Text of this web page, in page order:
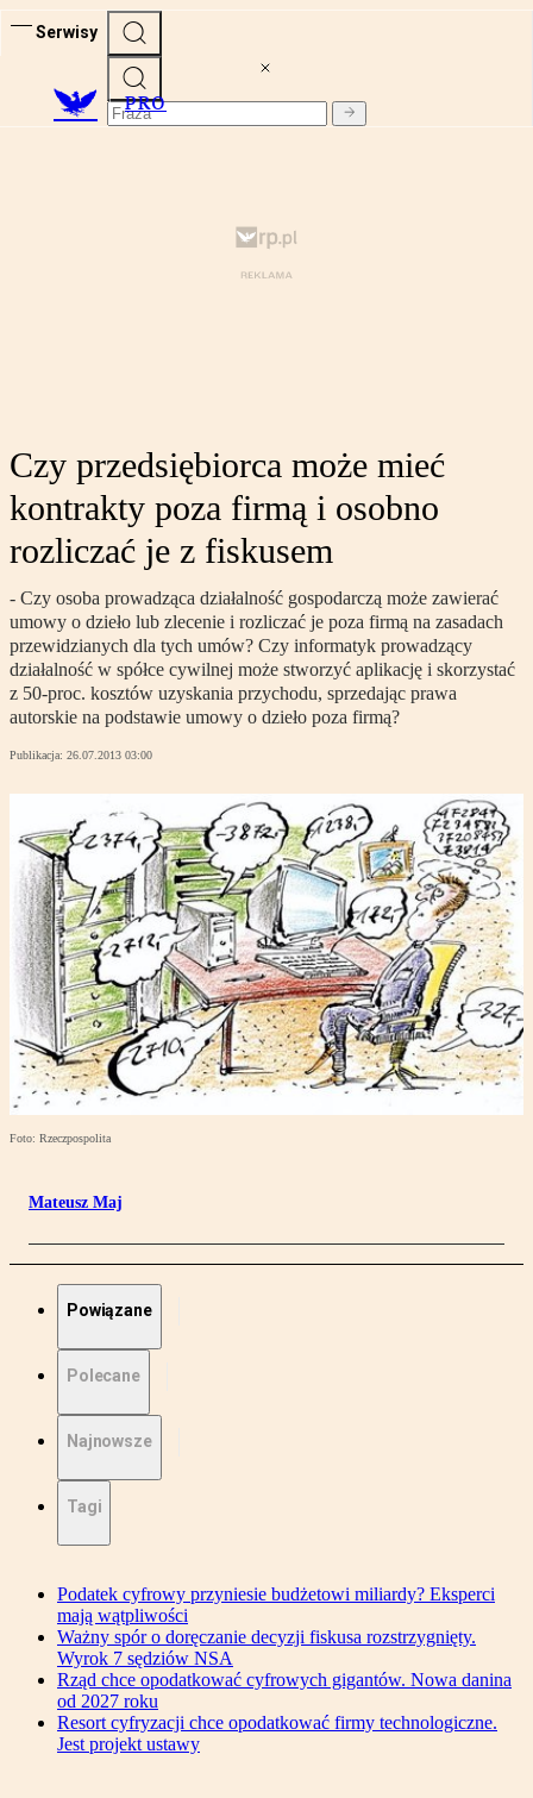
Serwisy
PRO
Czy przedsiębiorca może mieć
kontrakty poza firmą i osobno
rozliczać je z fiskusem
- Czy osoba prowadząca działalność gospodarczą może zawierać
umowy o dzieło lub zlecenie i rozliczać je poza firmą na zasadach
przewidzianych dla tych umów? Czy informatyk prowadzący
działalność w spółce cywilnej może stworzyć aplikację i skorzystać
z 50-proc. kosztów uzyskania przychodu, sprzedając prawa
autorskie na podstawie umowy o dzieło poza firmą?
Publikacja: 26.07.2013 03:00
Foto: Rzeczpospolita
Mateusz Maj
Powiązane
Polecane
Najnowsze
Tagi
Podatek cyfrowy przyniesie budżetowi miliardy? Eksperci
mają wątpliwości
Ważny spór o doręczanie decyzji fiskusa rozstrzygnięty.
Wyrok 7 sędziów NSA
Rząd chce opodatkować cyfrowych gigantów. Nowa danina
od 2027 roku
Resort cyfryzacji chce opodatkować firmy technologiczne.
Jest projekt ustawy